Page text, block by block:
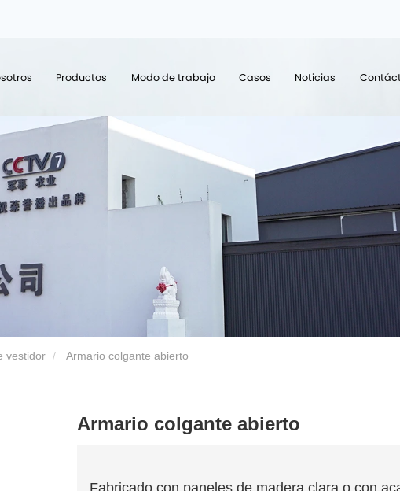
Productos Modo de trabajo Casos Noticias
vestidor Armario colgante abierto
Armario colgante abierto
Fabricado con paneles de madera clara o con